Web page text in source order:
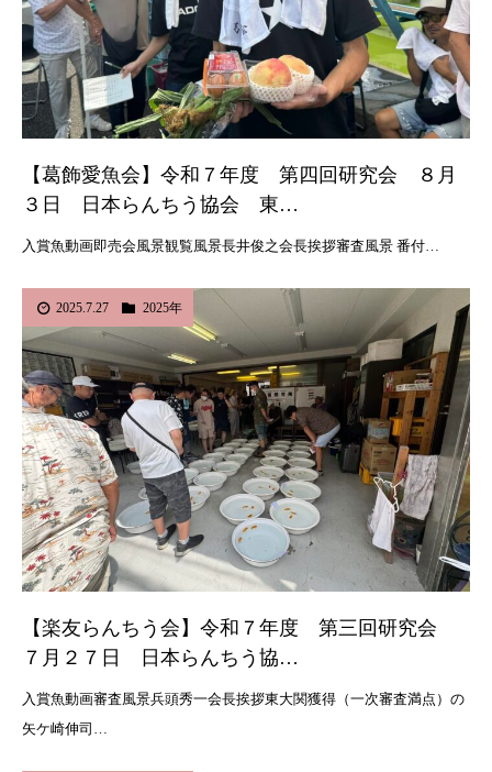
【葛飾愛魚会】令和７年度 第四回研究会 ８月
３日 日本らんちう協会 東…
入賞魚動画即売会風景観覧風景長井俊之会長挨拶審査風景 番付…
2025.7.27 2025年
【楽友らんちう会】令和７年度 第三回研究会
７月２７日 日本らんちう協…
入賞魚動画審査風景兵頭秀一会長挨拶東大関獲得（一次審査満点）の
矢ケ崎伸司…